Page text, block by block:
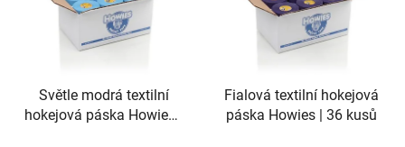
Světle modrá textilní
hokejová páska Howies |
Fialová textilní hokejová
páska Howies | 36 kusů